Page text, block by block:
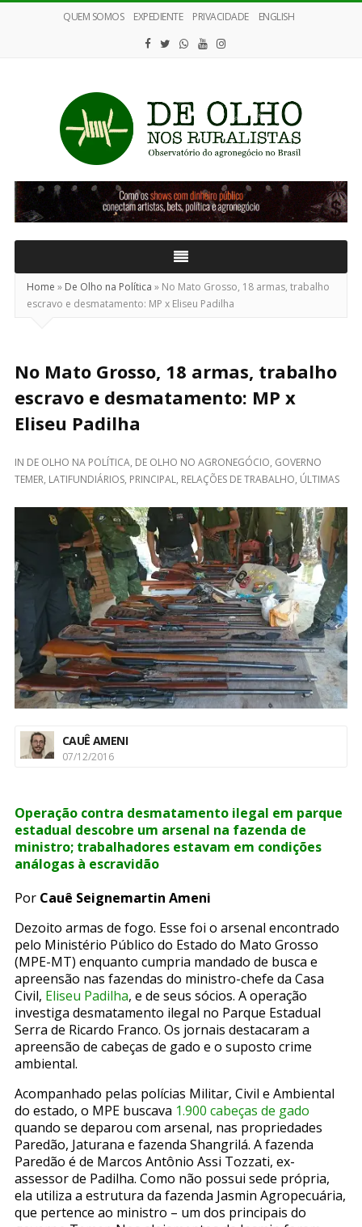
QUEM SOMOS EXPEDIENTE PRIVACIDADE ENGLISH
Olho
nos
Ruralistas
Home » De Olho na Política » No Mato Grosso, 18 armas, trabalho
escravo e desmatamento: MP x Eliseu Padilha
No Mato Grosso, 18 armas, trabalho
escravo e desmatamento: MP x
Eliseu Padilha
IN DE OLHO NA POLÍTICA, DE OLHO NO AGRONEGÓCIO, GOVERNO
TEMER, LATIFUNDIÁRIOS, PRINCIPAL, RELAÇÕES DE TRABALHO, ÚLTIMAS
CAUÊ AMENI
07/12/2016
Operação contra desmatamento ilegal em parque
estadual descobre um arsenal na fazenda de
ministro; trabalhadores estavam em condições
análogas à escravidão
Por Cauê Seignemartin Ameni
Dezoito armas de fogo. Esse foi o arsenal encontrado
pelo Ministério Público do Estado do Mato Grosso
(MPE-MT) enquanto cumpria mandado de busca e
apreensão nas fazendas do ministro-chefe da Casa
Civil, Eliseu Padilha, e de seus sócios. A operação
investiga desmatamento ilegal no Parque Estadual
Serra de Ricardo Franco. Os jornais destacaram a
apreensão de cabeças de gado e o suposto crime
ambiental.
Acompanhado pelas polícias Militar, Civil e Ambiental
do estado, o MPE buscava 1.900 cabeças de gado
quando se deparou com arsenal, nas propriedades
Paredão, Jaturana e fazenda Shangrilá. A fazenda
Paredão é de Marcos Antônio Assi Tozzati, ex-
assessor de Padilha. Como não possui sede própria,
ela utiliza a estrutura da fazenda Jasmin Agropecuária,
que pertence ao ministro – um dos principais do